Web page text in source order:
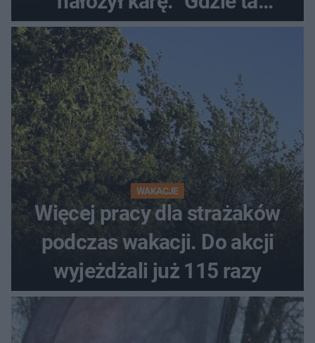
tolerancja?"
WAKACJE
Więcej pracy dla strażaków
podczas wakacji. Do akcji
wyjeżdżali już 115 razy